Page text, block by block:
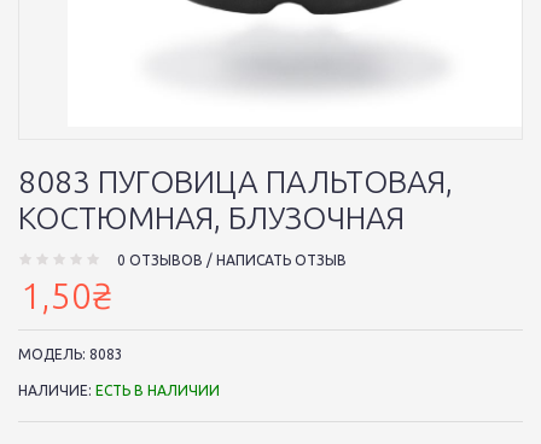
8083 ПУГОВИЦА ПАЛЬТОВАЯ,
КОСТЮМНАЯ, БЛУЗОЧНАЯ
0 ОТЗЫВОВ / НАПИСАТЬ ОТЗЫВ
1,50₴
МОДЕЛЬ: 8083
НАЛИЧИЕ: ЕСТЬ В НАЛИЧИИ